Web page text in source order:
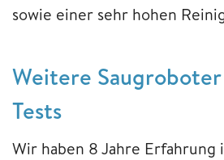
sowie einer sehr hohen
Weitere Saugroboter
Tests
Wir haben 8 Jahre Erfahrung